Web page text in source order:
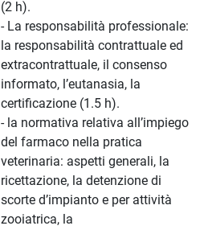
(2 h).
- La responsabilità professionale:
la responsabilità contrattuale ed
extracontrattuale, il consenso
informato, l’eutanasia, la
certificazione (1.5 h).
- la normativa relativa all’impiego
del farmaco nella pratica
veterinaria: aspetti generali, la
ricettazione, la detenzione di
scorte d’impianto e per attività
zooiatrica, la